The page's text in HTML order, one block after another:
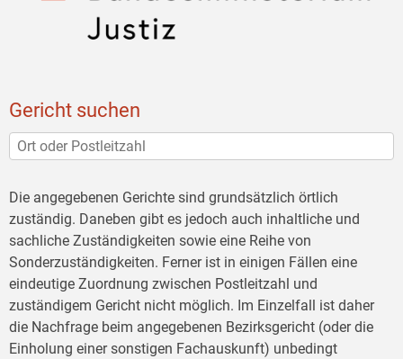
Gericht suchen
Die angegebenen Gerichte sind grundsätzlich örtlich
zuständig. Daneben gibt es jedoch auch inhaltliche und
sachliche Zuständigkeiten sowie eine Reihe von
Sonderzuständigkeiten. Ferner ist in einigen Fällen eine
eindeutige Zuordnung zwischen Postleitzahl und
zuständigem Gericht nicht möglich. Im Einzelfall ist daher
die Nachfrage beim angegebenen Bezirksgericht (oder die
Einholung einer sonstigen Fachauskunft) unbedingt